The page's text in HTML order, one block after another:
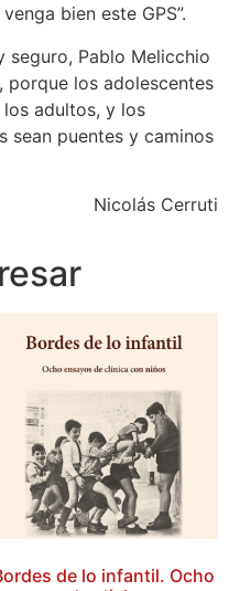
bien este GPS”.
seguro, Pablo Melicchio
porque los adolescentes
adultos, y los
sean puentes y caminos
Nicolás Cerruti
de lo infantil. Ocho